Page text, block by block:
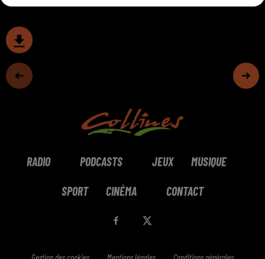
RADIO PODCASTS JEUX MUSIQUE
SPORT CINÉMA CONTACT